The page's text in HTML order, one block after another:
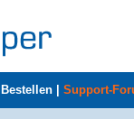
Bestellen Support-